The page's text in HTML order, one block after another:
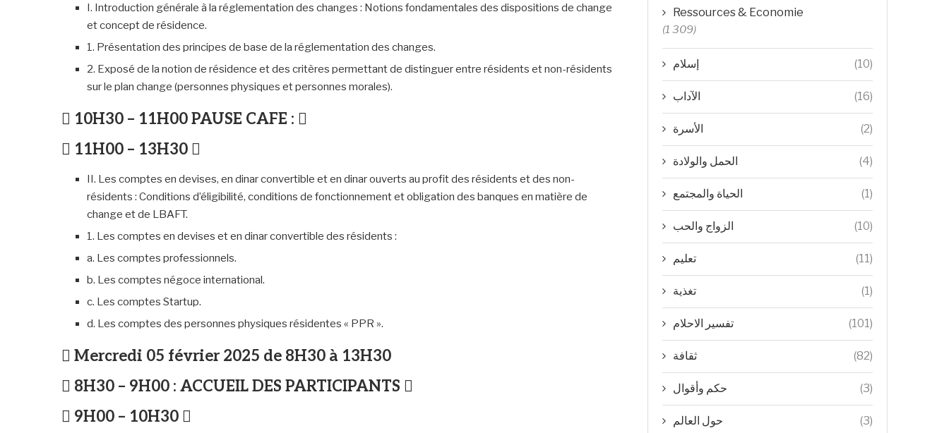
I. Introduction générale à la réglementation des changes : Notions fondamentales des dispositions de change
et concept de résidence.
1. Présentation des principes de base de la réglementation des changes.
2. Exposé de la notion de résidence et des critères permettant de distinguer entre résidents et non-résidents
sur le plan change (personnes physiques et personnes morales).
 10H30 – 11H00 PAUSE CAFE : 
 11H00 – 13H30 
II. Les comptes en devises, en dinar convertible et en dinar ouverts au profit des résidents et des non-
résidents : Conditions d’éligibilité, conditions de fonctionnement et obligation des banques en matière de
change et de LBAFT.
1. Les comptes en devises et en dinar convertible des résidents :
a. Les comptes professionnels.
b. Les comptes négoce international.
c. Les comptes Startup.
d. Les comptes des personnes physiques résidentes « PPR ».
 Mercredi 05 février 2025 de 8H30 à 13H30
 8H30 – 9H00 : ACCUEIL DES PARTICIPANTS 
 9H00 – 10H30 
Ressources & Economie
(1 309)
إسلام (10)
الآداب (16)
الأسرة (2)
الحمل والولادة (4)
الحياة والمجتمع (1)
الزواج والحب (10)
تعليم (11)
تغذية (1)
تفسير الاحلام (101)
ثقافة (82)
حكم وأقوال (3)
حول العالم (3)